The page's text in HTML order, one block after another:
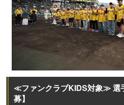
≪ファンクラブKIDS対象≫ 選
募】